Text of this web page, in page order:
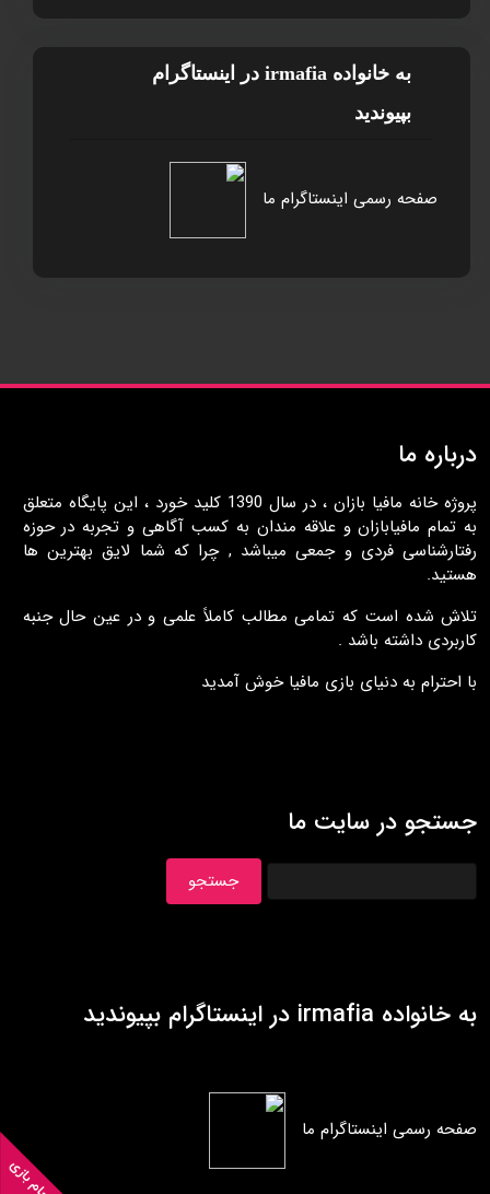
به خانواده irmafia در اينستاگرام
بپيونديد
صفحه رسمی اینستاگرام ما
درباره ما
پروژه خانه مافيا بازان ، در سال 1390 کليد خورد ، اين پايگاه متعلق
به تمام مافيابازان و علاقه مندان به کسب آگاهی و تجربه در حوزه
رفتارشناسی فردی و جمعی ميباشد , چرا که شما لايق بهترين ها
هستيد.
تلاش شده است که تمامی مطالب کاملاً علمی و در عين حال جنبه
کاربردی داشته باشد .
با احترام به دنيای بازی مافيا خوش آمديد
جستجو در سایت ما
به خانواده irmafia در اينستاگرام بپيونديد
صفحه رسمی اینستاگرام ما